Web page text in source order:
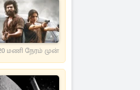
மணி நேரம் முன்